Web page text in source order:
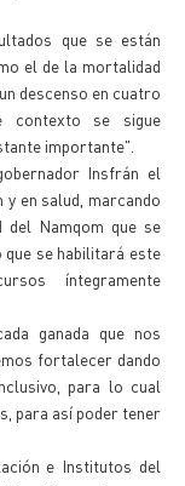
que se están
el de la mortalidad
descenso en cuatro
contexto se sigue
importante".
Insfrán el
en salud, marcando
Namqom que se
se habilitará este
íntegramente
ganada que nos
fortalecer dando
para lo cual
para así poder tener
e Institutos del